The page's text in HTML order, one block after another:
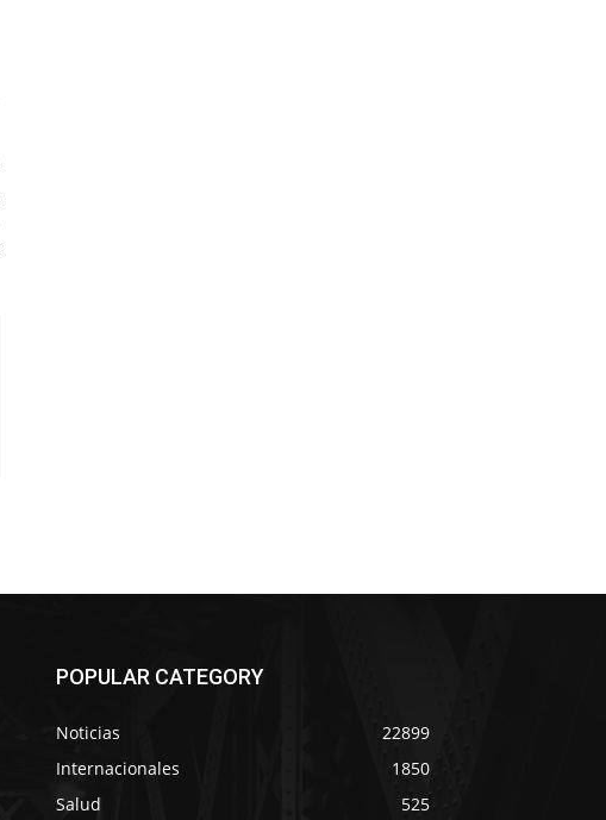
POPULAR CATEGORY
Noticias
22899
Internacionales
1850
Salud
525